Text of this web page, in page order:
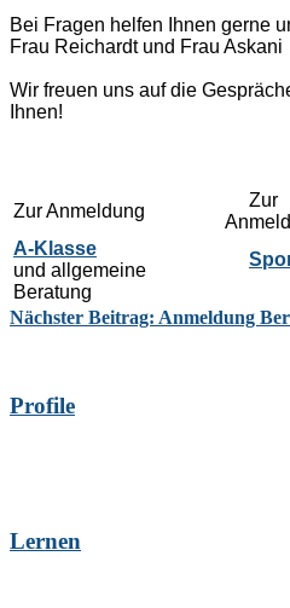
Bei Fragen helfen Ihnen gerne
Frau Reichardt und Frau
Wir freuen uns auf die
Ihnen!
Zur Anmeldung
Zur
A-Klasse
und allgemeine
Beratung
Nächster Beitrag: Anmeldung
Profile
Lernen